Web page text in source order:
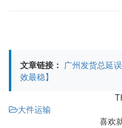
文章链接： 广州发货总延
效最稳】
大件运输
喜欢